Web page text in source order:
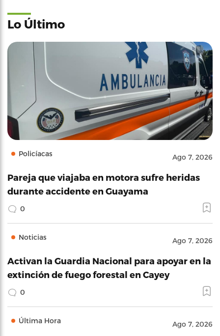
Lo Último
Policíacas Ago 7, 2026
Pareja que viajaba en motora sufre heridas
durante accidente en Guayama
0
Noticias Ago 7, 2026
Activan la Guardia Nacional para apoyar en la
extinción de fuego forestal en Cayey
0
Última Hora Ago 7, 2026